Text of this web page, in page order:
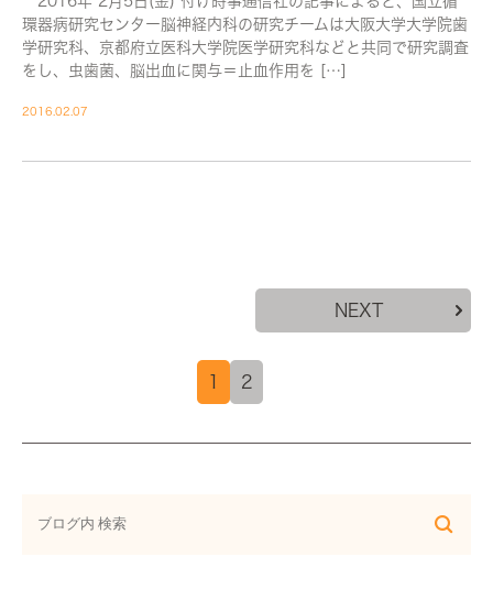
環器病研究センター脳神経内科の研究チームは大阪大学大学院歯
学研究科、京都府立医科大学院医学研究科などと共同で研究調査
をし、虫歯菌、脳出血に関与＝止血作用を […]
2016.02.07
1 2
NEXT